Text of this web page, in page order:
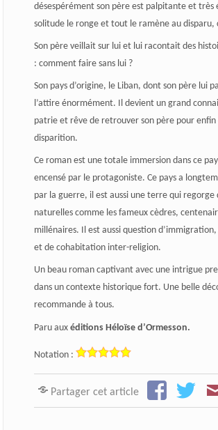
désespérément son père est palpitante et très
solitude le ronge et tout le ramène au disparu,
Son père veillait sur lui et lui racontait des
: comment faire sans lui ?
Son pays d’origine, le Liban, dont son père lui
l’attire énormément. Il devient un grand
patrie et rêve de retrouver son père pour enfin
disparition.
Ce roman est une totale immersion dans ce
encensé par le protagoniste. Ce pays a
par la guerre, il est aussi une terre qui regorge
naturelles comme les fameux cèdres,
millénaires. Il est aussi question
et de cohabitation inter-religion.
Un beau roman captivant avec une intrigue
dans un contexte historique fort. Une belle
recommande à tous.
Paru aux éditions Héloïse d’Ormesson.
Notation :
Partager cet article